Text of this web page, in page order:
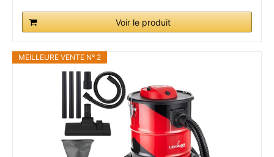
Voir le produit
MEILLEURE VENTE N° 2